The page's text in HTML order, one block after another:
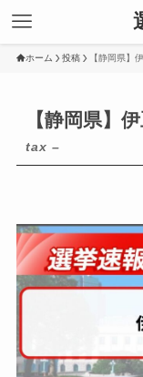
ホーム 投稿 【静岡県】
【静岡県】
tax –